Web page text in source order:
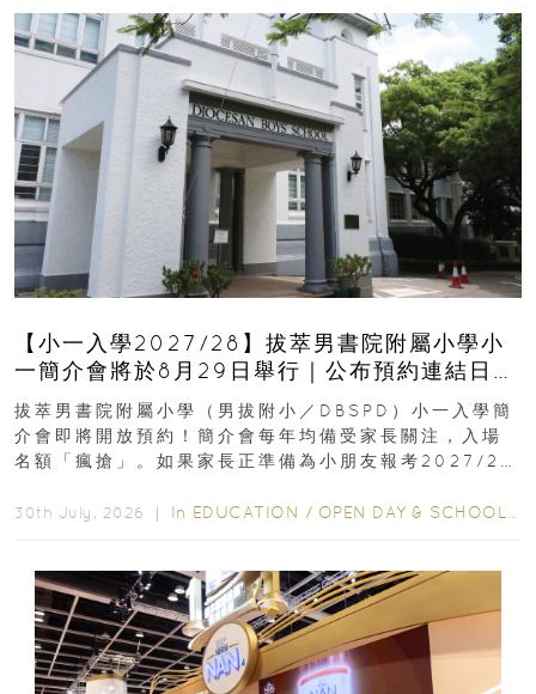
【小一入學2027/28】拔萃男書院附屬小學小
一簡介會將於8月29日舉行｜公布預約連結日期
｜更設有網上重溫
拔萃男書院附屬小學（男拔附小／DBSPD）小一入學簡
介會即將開放預約！簡介會每年均備受家長關注，入場
名額「瘋搶」。如果家長正準備為小朋友報考2027/28
30th July, 2026 ｜ In EDUCATION / OPEN DAY & SCHOOL EVENTS